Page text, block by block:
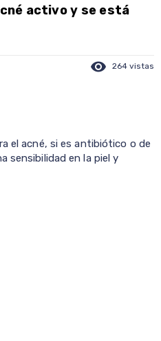
activo y se está
visibility 264 vistas
el acné, si es antibiótico o de
sensibilidad en la piel y